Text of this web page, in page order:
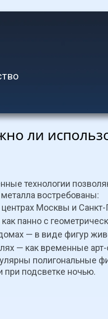
ли
технологии
востребованы:
центрах Москвы и
панно с
— в виде фигур
— как временные
полигональные
при подсветке ночью.